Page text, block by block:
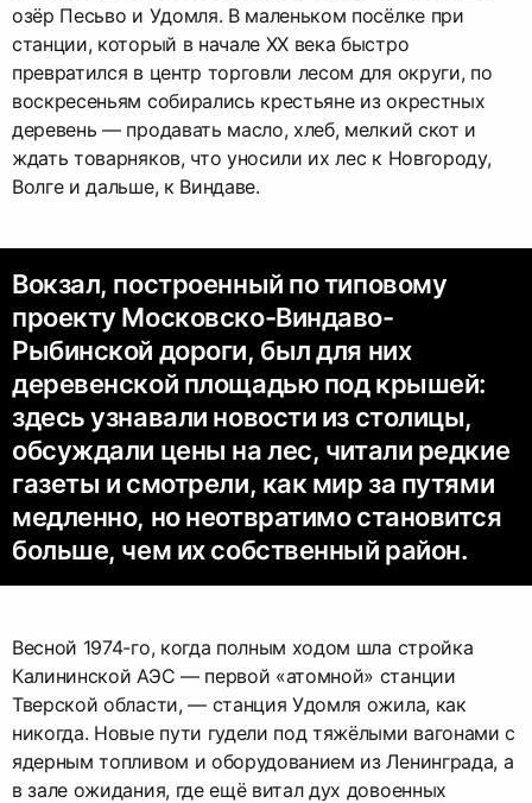
озёр Песьво и Удомля. В маленьком посёлке при
станции, который в начале XX века быстро
превратился в центр торговли лесом для округи, по
воскресеньям собирались крестьяне из окрестных
деревень — продавать масло, хлеб, мелкий скот и
ждать товарняков, что уносили их лес к Новгороду,
Волге и дальше, к Виндаве.
Вокзал, построенный по типовому
проекту Московско-Виндаво-
Рыбинской дороги, был для них
деревенской площадью под крышей:
здесь узнавали новости из столицы,
обсуждали цены на лес, читали редкие
газеты и смотрели, как мир за путями
медленно, но неотвратимо становится
больше, чем их собственный район.
Весной 1974-го, когда полным ходом шла стройка
Калининской АЭС — первой «атомной» станции
Тверской области, — станция Удомля ожила, как
никогда. Новые пути гудели под тяжёлыми вагонами с
ядерным топливом и оборудованием из Ленинграда, а
в зале ожидания, где ещё витал дух довоенных